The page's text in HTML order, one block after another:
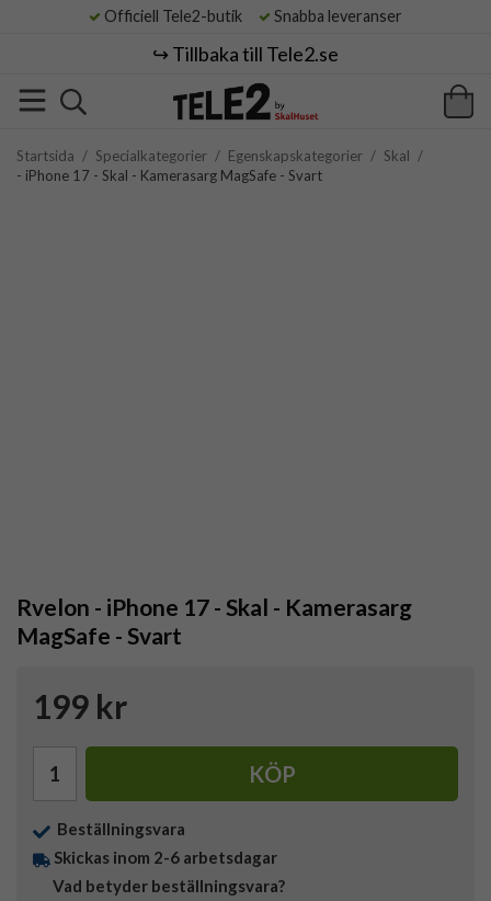
Officiell Tele2-butik Snabba leveranser
↪️ Tillbaka till Tele2.se
Startsida / Specialkategorier / Egenskapskategorier / Skal /
- iPhone 17 - Skal - Kamerasarg MagSafe - Svart
Rvelon - iPhone 17 - Skal - Kamerasarg
MagSafe - Svart
199 kr
KÖP
Beställningsvara
Skickas inom 2-6 arbetsdagar
Vad betyder beställningsvara?